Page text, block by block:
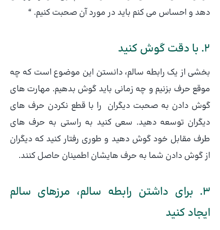
دهد و احساس می کنم باید در مورد آن صحبت کنیم. “
2. با دقت گوش کنید
بخشی از یک رابطه سالم، دانستن این موضوع است که چه
موقع حرف بزنیم و چه زمانی باید گوش بدهیم. مهارت های
گوش دادن به صحبت دیگران را با قطع نکردن حرف های
دیگران توسعه دهید. سعی کنید به راستی به حرف های
طرف مقابل خود گوش دهید و طوری رفتار کنید که دیگران
از گوش دادن شما به حرف هایشان اطمینان حاصل کنند.
3. برای داشتن رابطه سالم، مرزهای سالم
ایجاد کنید